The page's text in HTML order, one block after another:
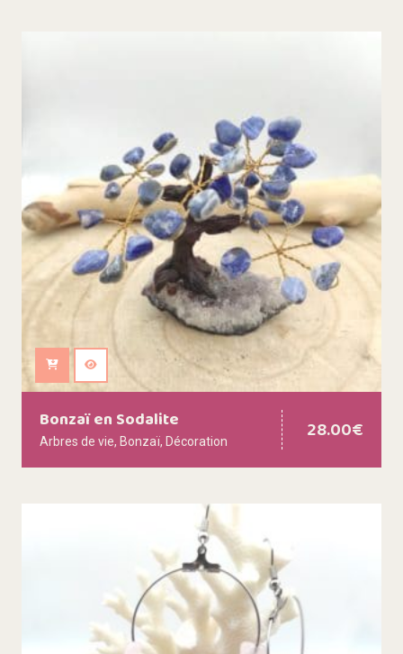
Ajouter au panier
Bonzaï en Sodalite
Arbres de vie, Bonzaï, Décoration 28.00€